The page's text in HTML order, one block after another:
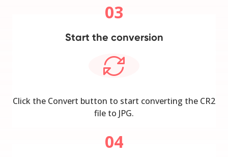
03
Start the conversion
Click the Convert button to start converting the CR2
file to JPG.
04